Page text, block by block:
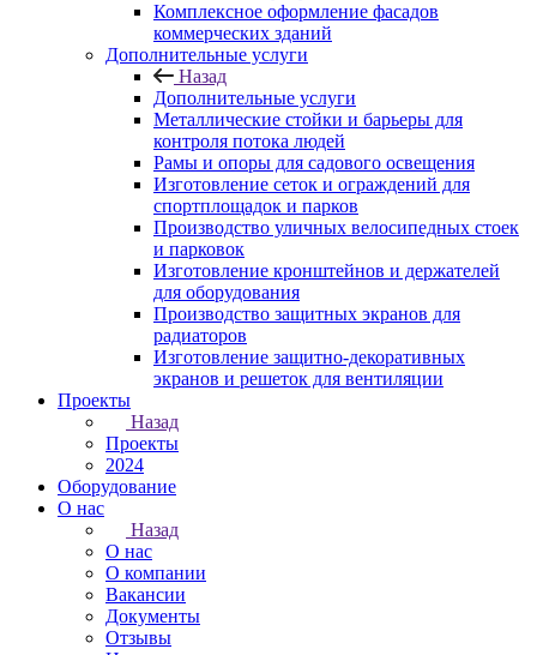
Комплексное оформление фасадов
коммерческих зданий
Дополнительные услуги
Назад
Дополнительные услуги
Металлические стойки и барьеры для
контроля потока людей
Рамы и опоры для садового освещения
Изготовление сеток и ограждений для
спортплощадок и парков
Производство уличных велосипедных стоек
и парковок
Изготовление кронштейнов и держателей
для оборудования
Производство защитных экранов для
радиаторов
Изготовление защитно-декоративных
экранов и решеток для вентиляции
Проекты
Назад
Проекты
2024
Оборудование
О нас
Назад
О нас
О компании
Вакансии
Документы
Отзывы